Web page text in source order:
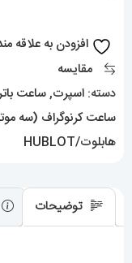
HUBLOT
BIG
افزودن به علاقه
مقایسه
دسته: اسپرت,ساعت
ساعت کرنوگراف (سه
هابلوت/HUBLOT
توضیحات